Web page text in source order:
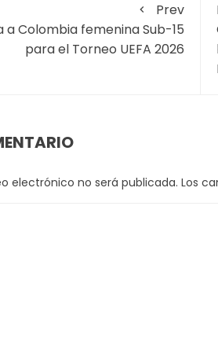
Prev
Colombia femenina Sub-15
para el Torneo UEFA 2026
electrónico no será publicada. Los